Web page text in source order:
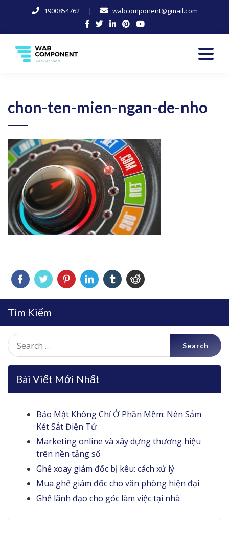
1900854762 | wabcomponent@gmail.com
content
chon-ten-mien-ngan-de-nho
Tìm Kiếm
Search
for:
Bài Viết Mới Nhất
Bảo Mật Không Chỉ Ở Phần Mềm: Nên Sắm
Két Sắt Điện Tử
Marketing online và xây dựng thương hiệu
trên nền tảng số
Ghế xoay giám đốc bị kêu: cách xử lý
Mua ghế giám đốc cho văn phòng hiện đại
Ghế lãnh đạo cho góc làm việc tại nhà